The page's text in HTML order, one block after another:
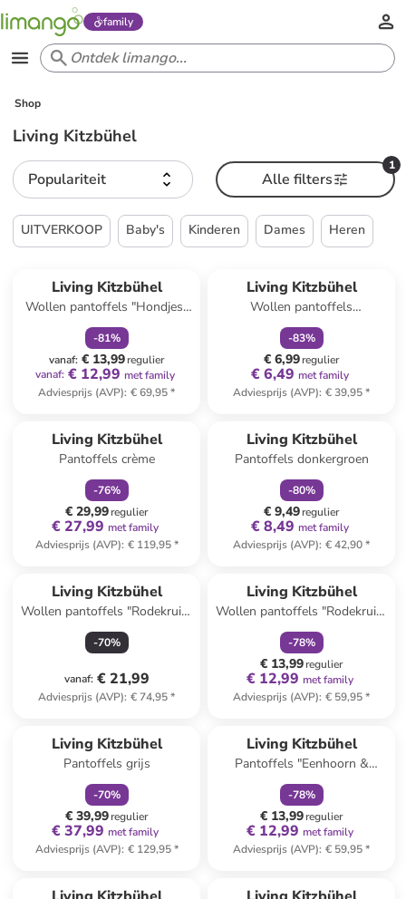
family
Shop
Living Kitzbühel
Populariteit
1
Alle filters
UITVERKOOP Baby's Kinderen Dames Heren
Living Kitzbühel
Wollen pantoffels "Hondjes"
lichtbruin
-81%
vanaf: € 13,99regulier
vanaf: € 12,99 met family
Adviesprijs (AVP): € 69,95*
Living Kitzbühel
Wollen pantoffels
grijs/pruimkleurig
-83%
€ 6,99regulier
€ 6,49 met family
Adviesprijs (AVP): € 39,95*
Living Kitzbühel
Pantoffels crème
-76%
€ 29,99regulier
€ 27,99 met family
Adviesprijs (AVP): € 119,95*
Living Kitzbühel
Pantoffels donkergroen
-80%
€ 9,49regulier
€ 8,49 met family
Adviesprijs (AVP): € 42,90*
Living Kitzbühel
Wollen pantoffels "Rodekruis"
antraciet
-70%
vanaf: € 21,99
Adviesprijs (AVP): € 74,95*
Living Kitzbühel
Wollen pantoffels "Rodekruis"
donkerblauw
-78%
€ 13,99regulier
€ 12,99 met family
Adviesprijs (AVP): € 59,95*
Living Kitzbühel
Pantoffels grijs
-70%
€ 39,99regulier
€ 37,99 met family
Adviesprijs (AVP): € 129,95*
Living Kitzbühel
Pantoffels "Eenhoorn &
Regenboog" grijs
-78%
€ 13,99regulier
€ 12,99 met family
Adviesprijs (AVP): € 59,95*